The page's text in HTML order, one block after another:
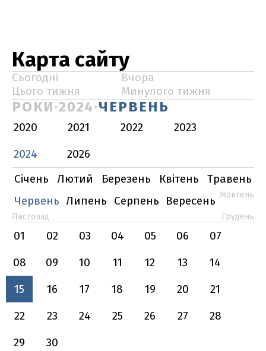
Карта сайту
Сьогодні
Вчора
Цього тижня
Минулого тижня
РОКИ 2024 ЧЕРВЕНЬ
2020 2021 2022
2023
2024
2026
Січень
Лютий Березень Квітень
Травень
Червень Липень Серпень Вересень Жовтень
Листопад Грудень
01 02 03 04 05 06
07
08
09 10 11 12 13
14
15
16 17 18 19 20
21
22
23 24 25 26 27
28
29
30